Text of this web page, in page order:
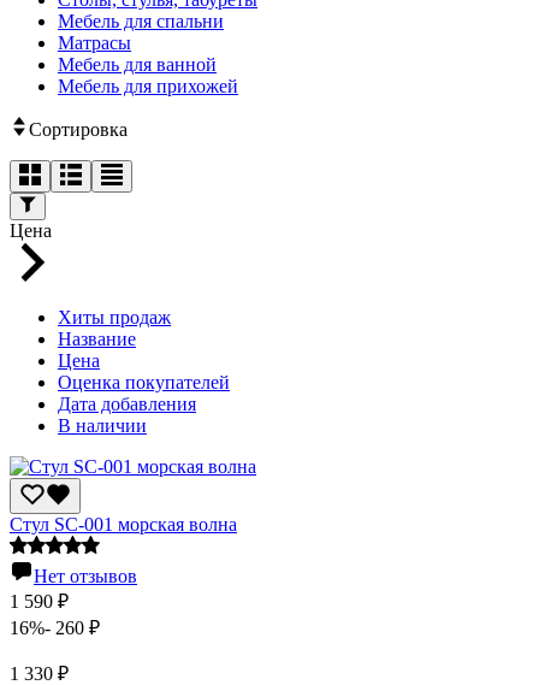
Мебель для спальни
Матрасы
Мебель для ванной
Мебель для прихожей
Сортировка
Цена
Хиты продаж
Название
Цена
Оценка покупателей
Дата добавления
В наличии
Стул SC-001 морская волна
Нет отзывов
1 590 ₽
16%- 260 ₽
1 330 ₽